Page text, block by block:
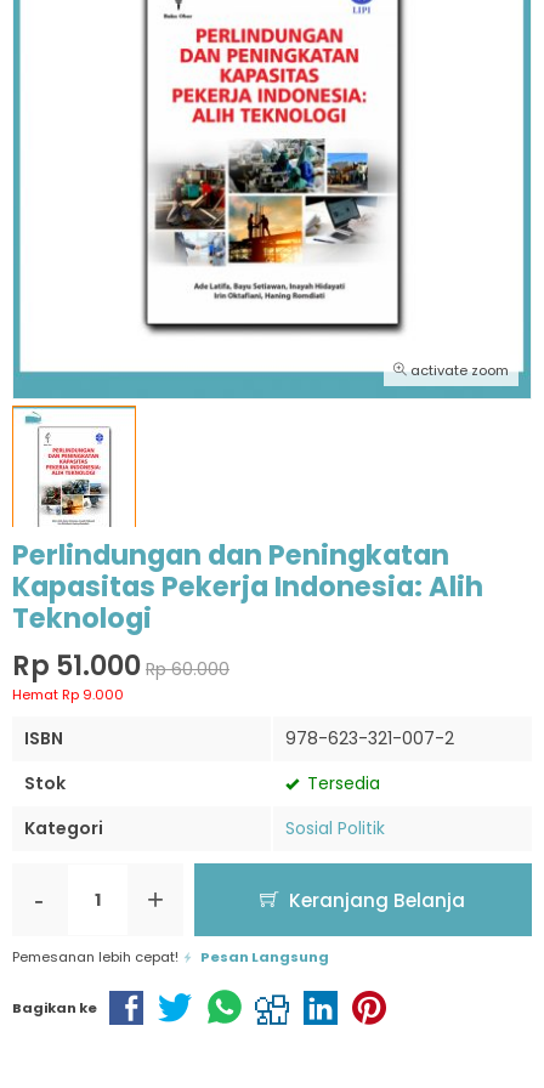
activate zoom
Perlindungan dan Peningkatan
Kapasitas Pekerja Indonesia: Alih
Teknologi
Rp 51.000 Rp 60.000
Hemat Rp 9.000
ISBN
978-623-321-007-2
Stok
Tersedia
Kategori
Sosial Politik
- + Keranjang Belanja
Pemesanan lebih cepat! Pesan Langsung
Bagikan ke